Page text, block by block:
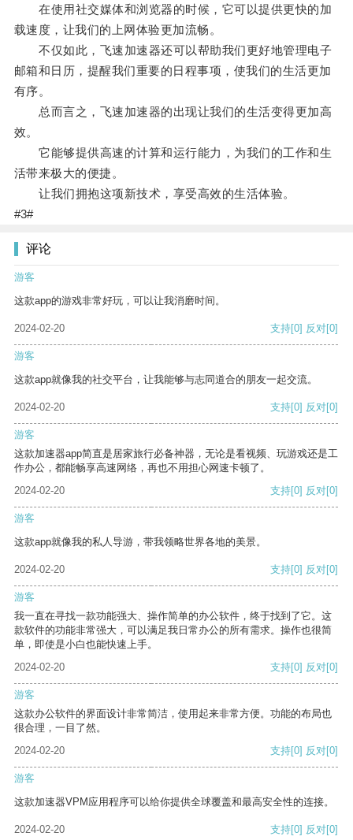
在使用社交媒体和浏览器的时候，它可以提供更快的加
载速度，让我们的上网体验更加流畅。
不仅如此，飞速加速器还可以帮助我们更好地管理电子
邮箱和日历，提醒我们重要的日程事项，使我们的生活更加
有序。
总而言之，飞速加速器的出现让我们的生活变得更加高
效。
它能够提供高速的计算和运行能力，为我们的工作和生
活带来极大的便捷。
让我们拥抱这项新技术，享受高效的生活体验。
#3#
评论
游客
这款app的游戏非常好玩，可以让我消磨时间。
2024-02-20 支持[0] 反对[0]
游客
这款app就像我的社交平台，让我能够与志同道合的朋友一起交流。
2024-02-20 支持[0] 反对[0]
游客
这款加速器app简直是居家旅行必备神器，无论是看视频、玩游戏还是工
作办公，都能畅享高速网络，再也不用担心网速卡顿了。
2024-02-20
支持[0] 反对[0]
游客
这款app就像我的私人导游，带我领略世界各地的美景。
2024-02-20 支持[0] 反对[0]
游客
我一直在寻找一款功能强大、操作简单的办公软件，终于找到了它。这
款软件的功能非常强大，可以满足我日常办公的所有需求。操作也很简
单，即使是小白也能快速上手。
2024-02-20
支持[0] 反对[0]
游客
这款办公软件的界面设计非常简洁，使用起来非常方便。功能的布局也
很合理，一目了然。
2024-02-20
支持[0] 反对[0]
游客
这款加速器VPM应用程序可以给你提供全球覆盖和最高安全性的连接。
2024-02-20 支持[0] 反对[0]